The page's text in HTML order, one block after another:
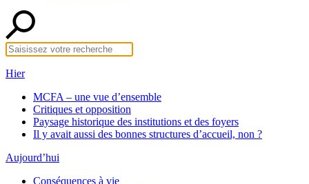
Hier
MCFA – une vue d’ensemble
Critiques et opposition
Paysage historique des institutions et des foyers
Il y avait aussi des bonnes structures d’accueil, non ?
Aujourd’hui
Conséquences à vie